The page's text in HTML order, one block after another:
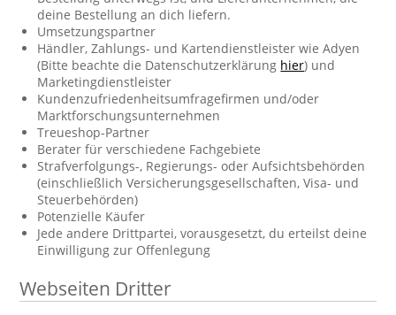
deine Bestellung an dich liefern.
Umsetzungspartner
Händler, Zahlungs- und Kartendienstleister wie Adyen
(Bitte beachte die Datenschutzerklärung hier) und
Marketingdienstleister
Kundenzufriedenheitsumfragefirmen und/oder
Marktforschungsunternehmen
Treueshop-Partner
Berater für verschiedene Fachgebiete
Strafverfolgungs-, Regierungs- oder Aufsichtsbehörden
(einschließlich Versicherungsgesellschaften, Visa- und
Steuerbehörden)
Potenzielle Käufer
Jede andere Drittpartei, vorausgesetzt, du erteilst deine
Einwilligung zur Offenlegung
Webseiten Dritter